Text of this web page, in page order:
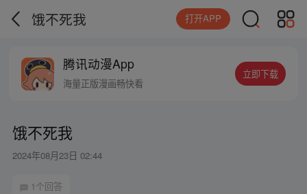
饿不死我 打开APP
腾讯动漫App
海量正版漫画畅快看
立即下载
饿不死我
2024年08月23日 02:44
1个回答